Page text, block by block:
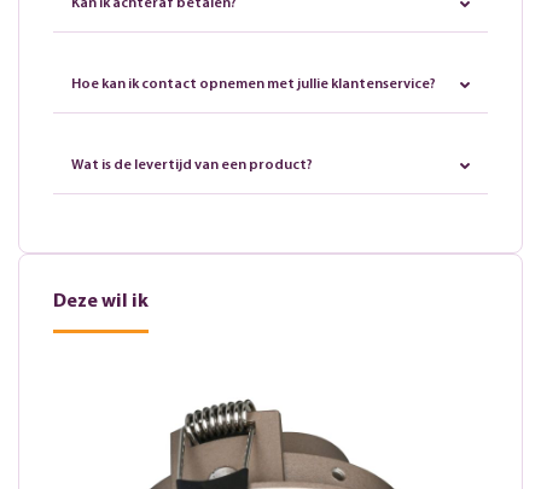
Kan ik achteraf betalen?
Hoe kan ik contact opnemen met jullie klantenservice?
Wat is de levertijd van een product?
Deze wil ik